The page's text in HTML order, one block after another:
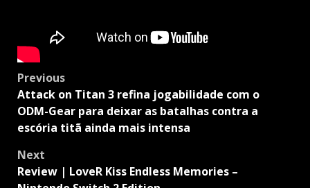
Post
navigation
Previous
Attack on Titan 3 refina jogabilidade com o
ODM-Gear para deixar as batalhas contra a
escória titã ainda mais intensa
Next
Review | LoveR Kiss Endless Memories –